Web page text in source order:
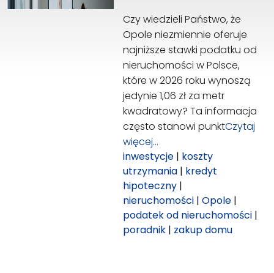
Czy wiedzieli Państwo, że
Opole niezmiennie oferuje
najniższe stawki podatku od
nieruchomości w Polsce,
które w 2026 roku wynoszą
jedynie 1,06 zł za metr
kwadratowy? Ta informacja
często stanowi punktCzytaj
więcej…
inwestycje| koszty
utrzymania| kredyt
hipoteczny|
nieruchomości| Opole|
podatek od nieruchomości|
poradnik| zakup domu